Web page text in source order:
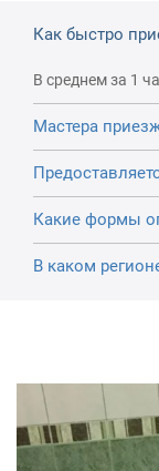
Как быстро
В среднем за 1
Мастера
Какие формы
В каком